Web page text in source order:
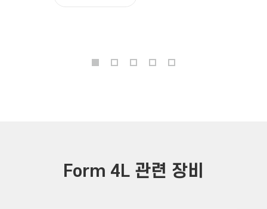
Form 4L 관련 장비